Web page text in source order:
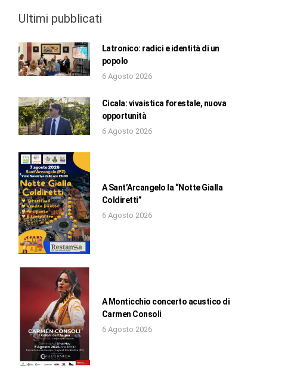
Ultimi pubblicati
Latronico: radici e identità di un
popolo
6 Agosto 2026
Cicala: vivaistica forestale, nuova
opportunità
6 Agosto 2026
A Sant’Arcangelo la “Notte Gialla
Coldiretti”
6 Agosto 2026
A Monticchio concerto acustico di
Carmen Consoli
6 Agosto 2026